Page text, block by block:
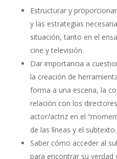
Estructurar y
y las estrategias
situación, tanto en el
cine y televisión.
Dar importancia a
la creación de
forma a una escena, la
relación con los
actor/actriz en el
de las líneas y el subtexto.
Saber cómo acceder al
para encontrar su verdad